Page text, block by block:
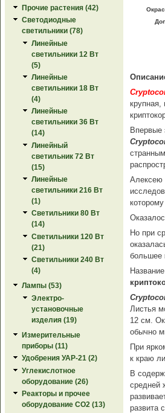
Прочие растения (42)
Светодиодные
светильники (78)
Линейные
светильники 12 Вт
(5)
Линейные
светильники 18 Вт
(4)
Линейные
светильники 36 Вт
(14)
Линейный
светильник 72 Вт
(15)
Линейные
светильники 216 Вт
(1)
Светильники 80 Вт
(14)
Светильники 120 Вт
(21)
Светильники 240 Вт
(4)
Лампы (53)
Электро-
установочные
изделия (19)
Измерительные
приборы (11)
Удобрения УАР-21 (2)
Углекислотное
оборудование (26)
Реакторы и прочее
оборудование СО2 (13)
крупная,
Впервые
Алексею
Но при
большее
Листья
12 см.
обычно
При
к краю
В
средней
развита